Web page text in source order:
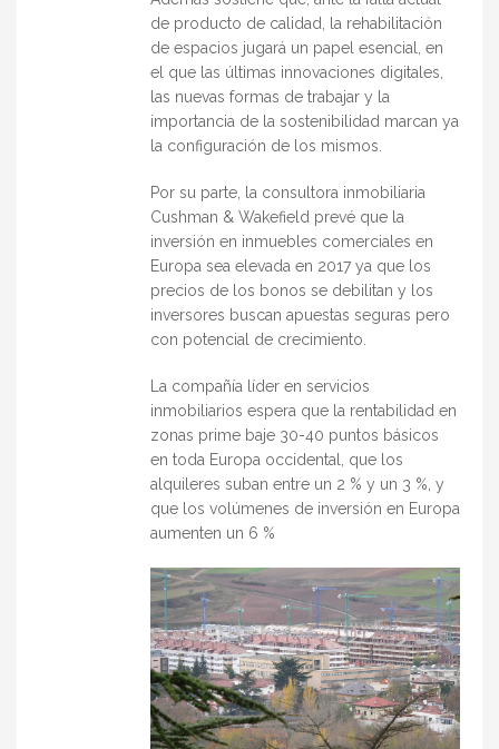
de producto de calidad, la rehabilitación
de espacios jugará un papel esencial, en
el que las últimas innovaciones digitales,
las nuevas formas de trabajar y la
importancia de la sostenibilidad marcan ya
la configuración de los mismos.
Por su parte, la consultora inmobiliaria
Cushman & Wakefield prevé que la
inversión en inmuebles comerciales en
Europa sea elevada en 2017 ya que los
precios de los bonos se debilitan y los
inversores buscan apuestas seguras pero
con potencial de crecimiento.
La compañía líder en servicios
inmobiliarios espera que la rentabilidad en
zonas prime baje 30-40 puntos básicos
en toda Europa occidental, que los
alquileres suban entre un 2 % y un 3 %, y
que los volúmenes de inversión en Europa
aumenten un 6 %